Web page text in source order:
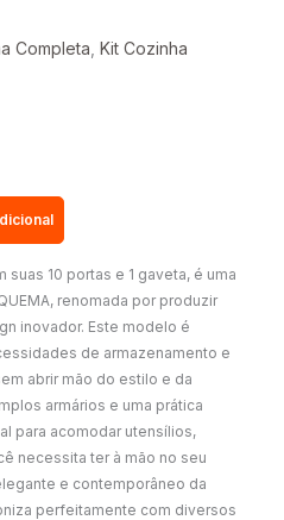
Completa Kit Cozinha
suas 10 portas e 1 gaveta, é uma
renomada por produzir
inovador. Este modelo é
de armazenamento e
abrir mão do estilo e da
armários e uma prática
para acomodar utensílios,
necessita ter à mão no seu
e contemporâneo da
perfeitamente com diversos